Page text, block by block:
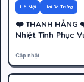
400K
Hà Nội Hai Bà Trưng
❤️ THANH
Nhiệt Tình Phục
Cập nhật